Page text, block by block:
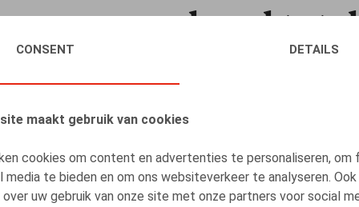
CONSENT DETAILS
maakt gebruik van cookies
cookies om content en advertenties te personaliseren, om
media te bieden en om ons websiteverkeer te analyseren.
uw gebruik van onze site met onze partners voor social
gegarandeerd tot
Jan Lein